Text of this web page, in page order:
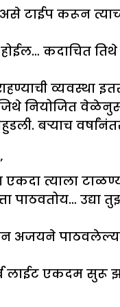
असे टाईप करून
कदाचित
व्यवस्था
नियोजित
बऱ्याच
त्याला
उद्या
अजयने
लाईट एकदम सुरू